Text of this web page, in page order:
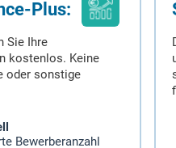
Plus:
Sie Ihre
kostenlos. Keine
oder sonstige
Bewerberanzahl